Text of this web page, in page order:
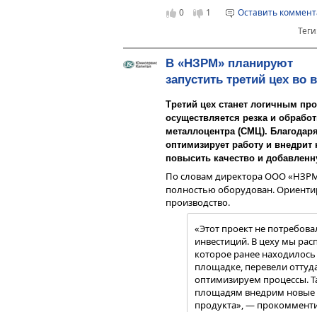
Долговая нагрузка
Улучшение долгового профиля
заимствований от связанных
состоянию на 31 марта 2026
Долг/EBITDA adj. LTM снизился
на Московской Бирже
представленыздесь. Бумаги
инвесторов. Выпуск объёмом
годовых на весь период
Скрипт-инструкция для
Наименование выпуска:
Номер выпуска: 4B02-02-
ISIN-код: RU000A10FK39
Режим торгов:
размещение) путем
заявок по фиксированной
Номинальная стоимость
рублей
Цена: 100
Код расчетов: Z0
Контрагент:
наименование
АО «ИНВЕСТИЦИОННАЯ
MC0573700000 / ЮниСервис
0 1
Оставить
В «НЗРМ» планируют
запустить третий цех во
Третий цех станет логичным
осуществляется резка и
металлоцентра (СМЦ).
оптимизирует работу и
повысить качество и
По словам директора ООО
полностью оборудован.
производство.
«Этот проект не
инвестиций. В цеху мы
которое ранее
площадке, перевели
оптимизируем процессы.
площадям внедрим новые
продукта», —